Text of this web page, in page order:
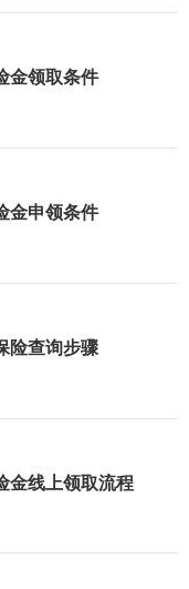
金领取条件
金申领条件
险查询步骤
金线上领取流程